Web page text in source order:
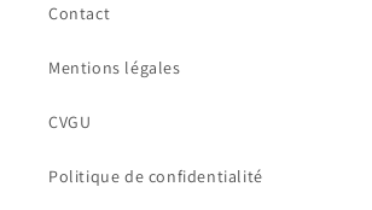
Contact
Mentions légales
CVGU
Politique de confidentialité